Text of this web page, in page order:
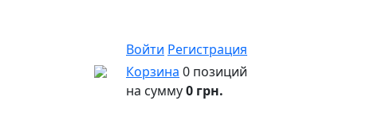
Войти Регистрация
Корзина 0 позиций
на сумму0 грн.